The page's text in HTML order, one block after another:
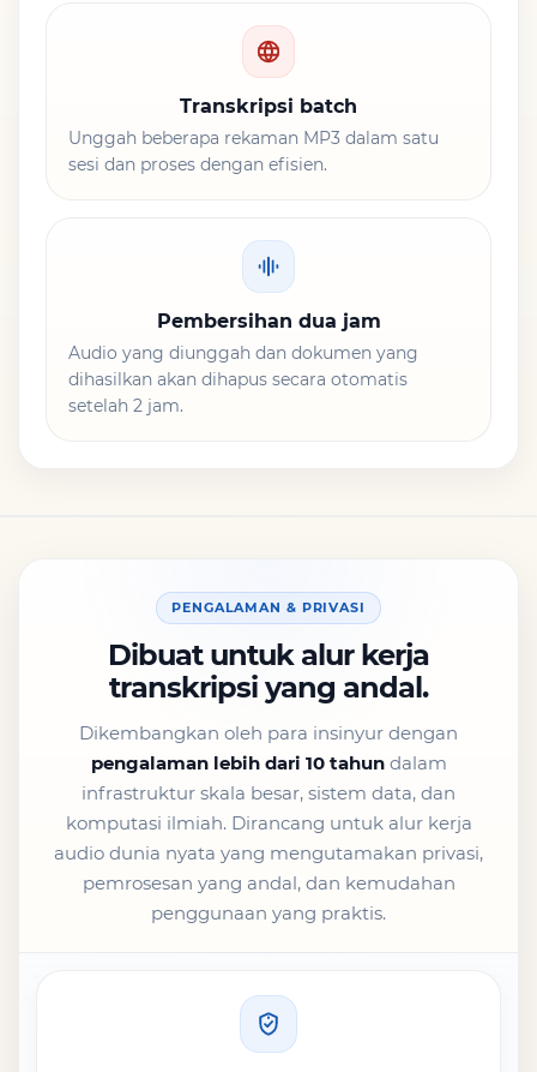
Transkripsi batch
Unggah beberapa rekaman MP3 dalam satu
sesi dan proses dengan efisien.
Pembersihan dua jam
Audio yang diunggah dan dokumen yang
dihasilkan akan dihapus secara otomatis
setelah 2 jam.
PENGALAMAN & PRIVASI
Dibuat untuk alur kerja
transkripsi yang andal.
Dikembangkan oleh para insinyur dengan
pengalaman lebih dari 10 tahundalam
infrastruktur skala besar, sistem data, dan
komputasi ilmiah. Dirancang untuk alur kerja
audio dunia nyata yang mengutamakan privasi,
pemrosesan yang andal, dan kemudahan
penggunaan yang praktis.